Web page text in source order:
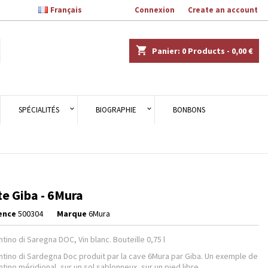
Connexion Create an account
Français
shopping_cart Panier: 0 Products - 0,00 €
SPÉCIALITÉS BIOGRAPHIE BONBONS
Giba - 6Mura
500304 Marque 6Mura
di Saregna DOC, Vin blanc. Bouteille 0,75 l
di Sardegna Doc produit par la cave 6Mura par Giba. Un exemple de